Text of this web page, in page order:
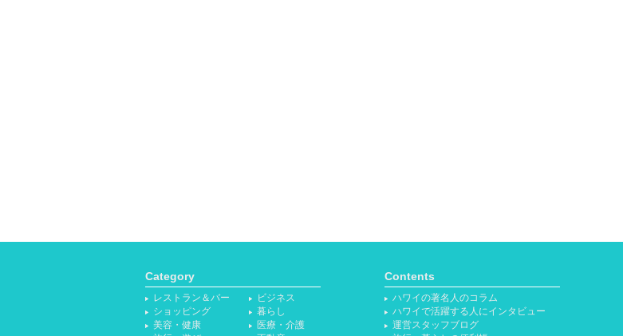
Category
レストラン＆バー
ショッピング
美容・健康
ビジネス
暮らし
医療・介護
Contents
ハワイの著名人のコラム
ハワイで活躍する人にインタビュー
運営スタッフブログ